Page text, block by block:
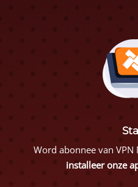
Word abonnee van VPN
installeer onze